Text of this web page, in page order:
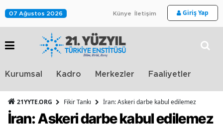
07 Ağustos 2026 Künye İletişim Giriş Yap
Kurumsal Kadro Merkezler Faaliyetler
21YYTE.ORG Fikir Tankı İran: Askeri darbe kabul edilemez
İran: Askeri darbe kabul edilemez